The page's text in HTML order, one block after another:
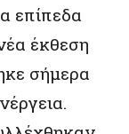
επίπεδα
έκθεση
σήμερα